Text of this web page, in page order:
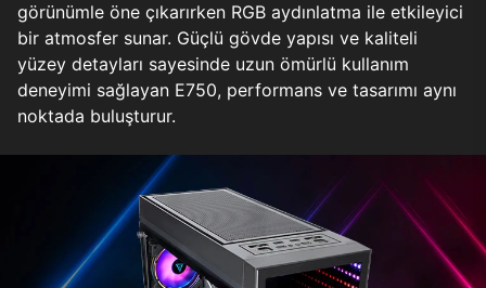
görünümle öne çıkarırken RGB aydınlatma ile etkileyici
bir atmosfer sunar. Güçlü gövde yapısı ve kaliteli
yüzey detayları sayesinde uzun ömürlü kullanım
deneyimi sağlayan E750, performans ve tasarımı aynı
noktada buluşturur.